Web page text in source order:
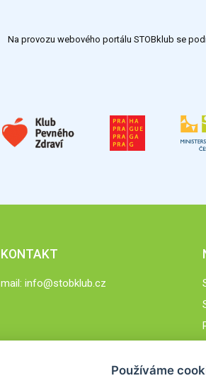
Na provozu webového portálu STOBklub se
KONTAKT
mail: info@stobklub.cz
Používáme